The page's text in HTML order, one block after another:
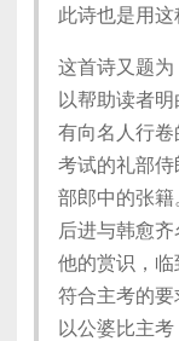
此诗也是用这
这首诗又题
以帮助读者
有向名人行
考试的礼部
部郎中的张
后进与韩愈
他的赏识，
符合主考的要
以公婆比主